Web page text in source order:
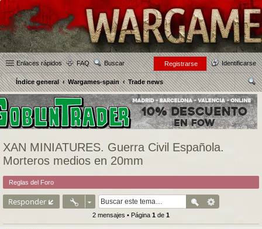
Enlaces rápidos FAQ Buscar Identificarse
Registrarse
Índice general Wargames-spain
Trade news
us
car
XAN MINIATURES. Guerra Civil Española.
Morteros medios en 20mm
Reglas del Foro
Responder
2 mensajes • Página 1 de 1